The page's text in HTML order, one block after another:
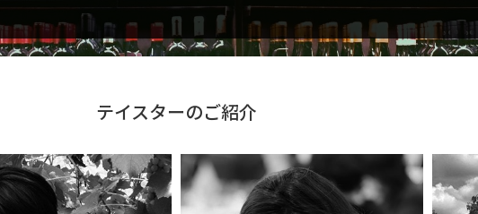
テイスターのご紹介